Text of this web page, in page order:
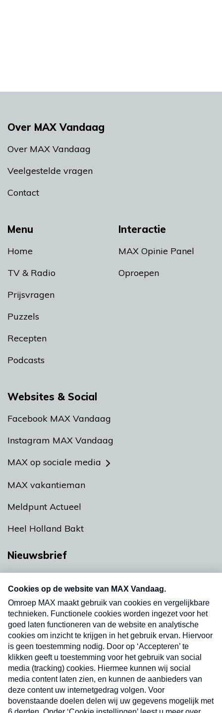
Menu
Home
TV & Radio
Prijsvragen
Puzzels
Recepten
Podcasts
Interactie
MAX Opinie Panel
Oproepen
Over MAX Vandaag
Over MAX Vandaag
Veelgestelde vragen
Contact
Websites & Social
Facebook MAX Vandaag
Instagram MAX Vandaag
MAX op sociale media
MAX vakantieman
Meldpunt Actueel
Heel Holland Bakt
Nieuwsbrief
nieuwsbrief. Elke vrijdag- en dinsdagochtend in
uw mailbox.
Verzend